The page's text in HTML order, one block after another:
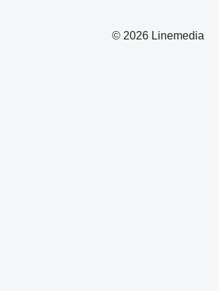
© 2026 Linemedia